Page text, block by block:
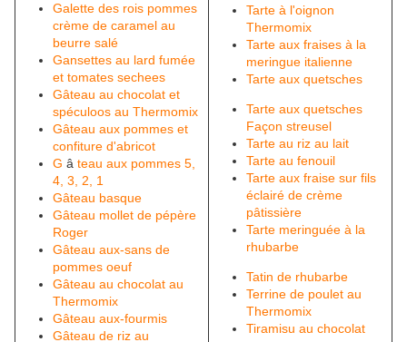
Galette des rois pommes
crème de caramel au
beurre salé
Gansettes au lard fumée
et tomates sechees
Gâteau au chocolat et
spéculoos au Thermomix
Gâteau aux pommes et
confiture d'abricot
G â teau aux pommes 5,
4, 3, 2, 1
Gâteau basque
Gâteau mollet de pépère
Roger
Gâteau aux-sans de
pommes oeuf
Gâteau au chocolat au
Thermomix
Gâteau aux-fourmis
Gâteau de riz au
Tarte à l'oignon
Thermomix
Tarte aux fraises à la
meringue italienne
Tarte aux quetsches
Tarte aux quetsches
Façon streusel
Tarte au riz au lait
Tarte au fenouil
Tarte aux fraise sur fils
éclairé de crème
pâtissière
Tarte meringuée à la
rhubarbe
Tatin de rhubarbe
Terrine de poulet au
Thermomix
Tiramisu au chocolat